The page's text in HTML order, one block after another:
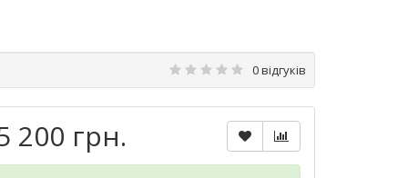
0 відгуків
200 грн.